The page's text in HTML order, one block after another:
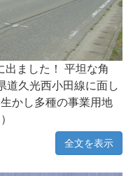
出ました！ 平坦な角
道久光西小田線に面し
かし多種の事業用地
全文を表示